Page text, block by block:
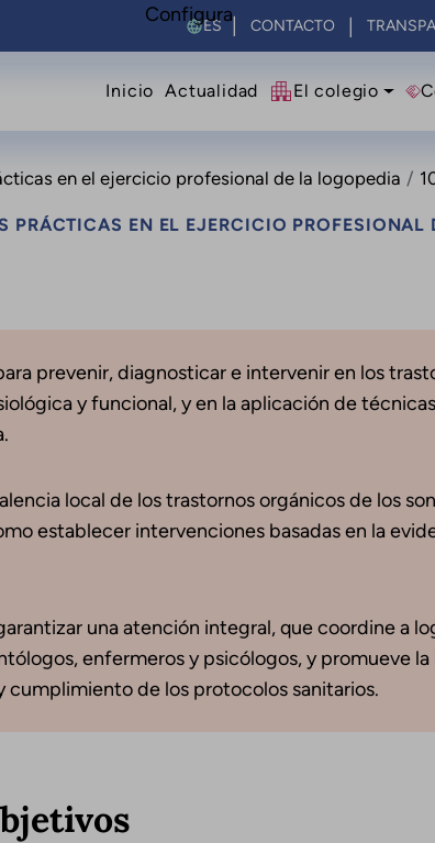
Select your language
CONTACTO
Navegació principal
Inicio Actualidad El colegio
en el ejercicio profesional de la logopedia
EN EL EJERCICIO PROFESIONAL
prevenir, diagnosticar e intervenir en los
y funcional, y en la aplicación de
local de los trastornos orgánicos de los
establecer intervenciones basadas en la
una atención integral, que coordine a
enfermeros y psicólogos, y promueve
cumplimiento de los protocolos sanitarios.
Configura